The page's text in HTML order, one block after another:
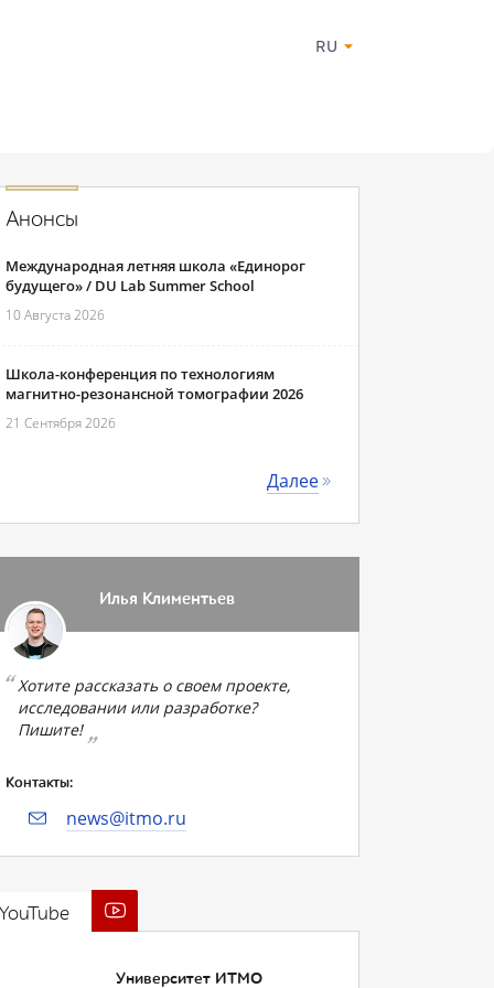
RU
Анонсы
Международная летняя школа «Единорог
будущего» / DU Lab Summer School
10 Августа 2026
Школа-конференция по технологиям
магнитно-резонансной томографии 2026
21 Сентября 2026
Далее
Илья Климентьев
Хотите рассказать о своем проекте,
исследовании или разработке?
Пишите!
Контакты:
news@itmo.ru
Университет ИТМО